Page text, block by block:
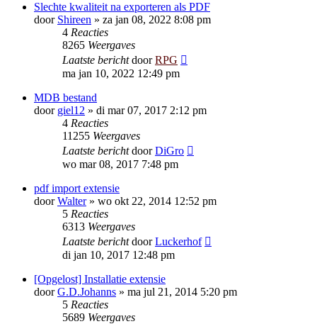
Slechte kwaliteit na exporteren als PDF
door Shireen » za jan 08, 2022 8:08 pm
4 Reacties
8265 Weergaves
Laatste berichtdoorRPG
ma jan 10, 2022 12:49 pm
MDB bestand
door giel12 » di mar 07, 2017 2:12 pm
4 Reacties
11255 Weergaves
Laatste berichtdoorDiGro
wo mar 08, 2017 7:48 pm
pdf import extensie
doorWalter» wo okt 22, 2014 12:52 pm
5 Reacties
6313 Weergaves
Laatste berichtdoorLuckerhof
di jan 10, 2017 12:48 pm
[Opgelost] Installatie extensie
doorG.D.Johanns » ma jul 21, 2014 5:20 pm
5 Reacties
5689 Weergaves